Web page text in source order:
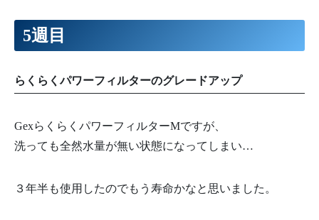
5週目
らくらくパワーフィルターのグレードアップ
GexらくらくパワーフィルターMですが、
洗っても全然水量が無い状態になってしまい…
３年半も使用したのでもう寿命かなと思いました。